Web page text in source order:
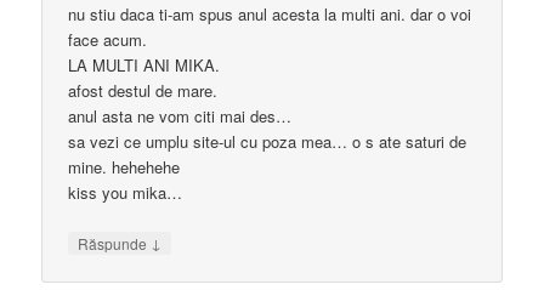
nu stiu daca ti-am spus anul acesta la multi ani. dar o voi
face acum.
LA MULTI ANI MIKA.
afost destul de mare.
anul asta ne vom citi mai des…
sa vezi ce umplu site-ul cu poza mea… o s ate saturi de
mine. hehehehe
kiss you mika…
Răspunde ↓